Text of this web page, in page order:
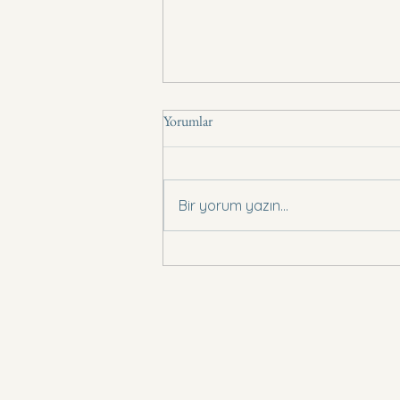
Yorumlar
Bir yorum yazın...